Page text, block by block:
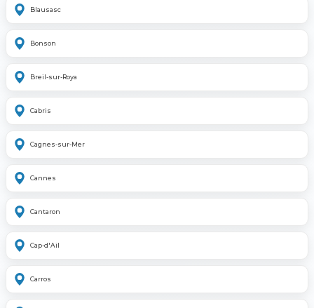
Blausasc
Bonson
Breil-sur-Roya
Cabris
Cagnes-sur-Mer
Cannes
Cantaron
Cap-d'Ail
Carros